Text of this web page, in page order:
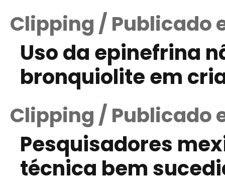
Clipping / Publicado
Uso da epinefrina
bronquiolite em
Clipping / Publicado
Pesquisadores
técnica bem